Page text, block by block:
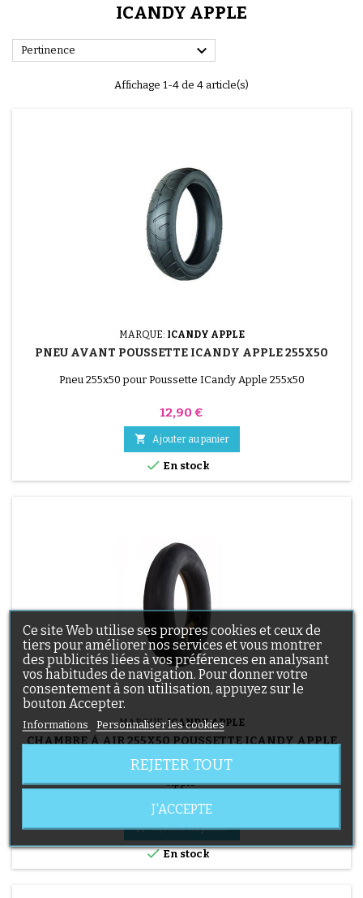
ICANDY APPLE
Pertinence 
Affichage 1-4 de 4 article(s)
MARQUE: ICANDY APPLE
PNEU AVANT POUSSETTE ICANDY APPLE 255X50
Pneu 255x50 pour Poussette ICandy Apple 255x50
Prix
12,90 €
 Ajouter au panier
 En stock
MARQUE:ICANDY APPLE
CHAMBRE À AIR 255X50 POUSSETTE ICANDY APPLE
Chambre à air pour roue avant 255x50 pour poussette ICandy
Apple
7,90 €
 Ajouter au panier
En stock
Ce site Web utilise ses propres cookies et ceux de
tiers pour améliorer nos services et vous montrer
des publicités liées à vos préférences en analysant
vos habitudes de navigation. Pour donner votre
consentement à son utilisation, appuyez sur le
bouton Accepter.
Informations Personnaliser les cookies
REJETER TOUT
J'ACCEPTE